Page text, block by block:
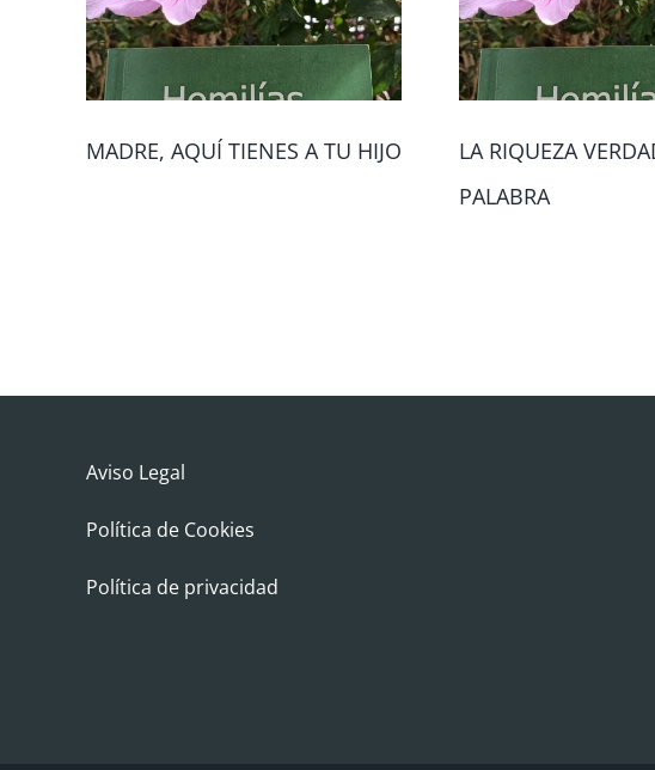
MADRE, AQUÍ TIENES A TU HIJO
LA RIQUEZA
PALABRA
Aviso Legal
Política de Cookies
Política de privacidad